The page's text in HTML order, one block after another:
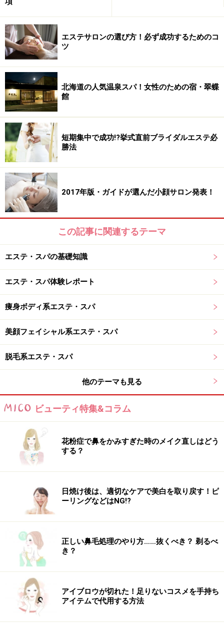
エステサロンの選び方！必ず成功するためのコ
ツ
北海道の人気温泉スパ！女性のための宿・翠蝶
館
短期集中で成功!?挙式直前ブライダルエステ必
勝法
2017年版・ガイドが選んだ小顔サロン発表！
この記事に関連するテーマ
エステ・スパの基礎知識
エステ・スパ体験レポート
痩身ボディ系エステ・スパ
美顔フェイシャル系エステ・スパ
脱毛系エステ・スパ
他のテーマも見る
ビューティ特集&コラム
花粉症で鼻をかみすぎた時のメイク直しはどう
する？
日焼け後は、適切なケアで美白を取り戻す！ピ
ーリングなどはNG!?
正しい鼻毛処理のやり方……抜くべき？ 剃るべ
き？
アイブロウが切れた！足りないコスメを手持ち
アイテムで代用する方法